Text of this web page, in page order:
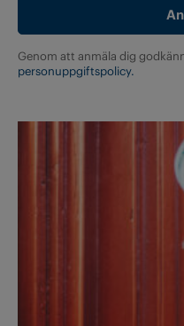
Genom att anmäla dig
personuppgiftspolicy.